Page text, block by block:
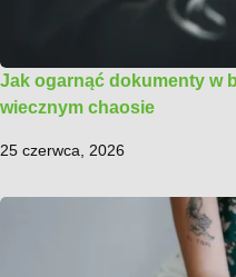
Jak ogarnąć dokumenty w
wiecznym chaosie
25 czerwca, 2026